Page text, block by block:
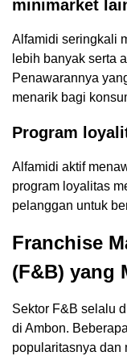
minimarket
Alfamidi seringkali
lebih banyak serta
Penawarannya
menarik bagi
Program
Alfamidi aktif
program loyalitas
pelanggan untuk
Franchise
(F&B) yang
Sektor F&B selalu
di Ambon.
popularitasnya dan